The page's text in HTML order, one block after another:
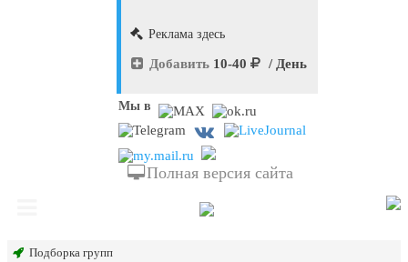
Реклама здесь
Добавить 10-40 / День
Мы в
Полная версия сайта
Подборка групп